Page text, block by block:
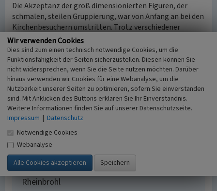
Die Akzeptanz der groß dimensionierten Figuren, der
schmalen, steilen Gruppierung, war von Anfang an bei den
Kirchenbesuchern umstritten. Trotz verschiedener
Erklärungsversuche des Pastors versetzte man das
moderne Kunstwerk nach draußen, wo es bis heute
zwischen zwei alten Grabsteinen steht. Ebenfalls von P.
Nierling sind die Pietà im Bildstock Ecke Schul- und
Vogtstraße, sowie eine aus Privatbesitz stammende
Madonnenfigur im Inneren der Pfarrkirche.
(Textauszug von Hansfried Schaefer aus Heimatjahrbuch
des Kreis Neuwied, Seite 126 „Das Hochkreuz an der
Rheinbrohler Pfarrkirche“, 2003)
Kreuzigungsgruppe von Pater August Nierling
SVD bei der kath. Suitbertus Pfarrkirche
Rheinbrohl
Wir verwenden Cookies
Dies sind zum einen technisch notwendige Cookies, um die
Funktionsfähigkeit der Seiten sicherzustellen. Diesen können Sie
nicht widersprechen, wenn Sie die Seite nutzen möchten. Darüber
hinaus verwenden wir Cookies für eine Webanalyse, um die
Nutzbarkeit unserer Seiten zu optimieren, sofern Sie einverstanden
sind. Mit Anklicken des Buttons erklären Sie Ihr Einverständnis.
Weitere Informationen finden Sie auf unserer Datenschutzseite.
Impressum | Datenschutz
Notwendige Cookies
Webanalyse